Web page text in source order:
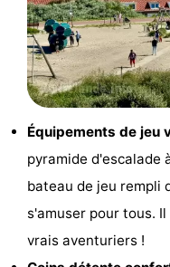
Voir
faire
Lieux
d'intérêt
Musées
Monuments
Moulins
Équipements de jeu
pyramide d'escalade
bateau de jeu rempli
s'amuser pour tous.
vrais aventuriers !